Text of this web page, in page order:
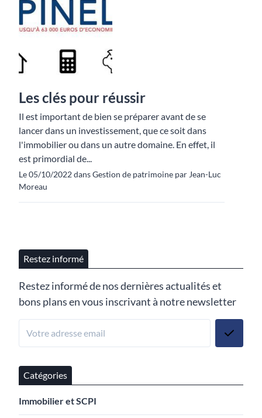
Les clés pour réussir
Il est important de bien se préparer avant de se
lancer dans un investissement, que ce soit dans
l'immobilier ou dans un autre domaine. En effet, il
est primordial de...
Le 05/10/2022 dans Gestion de patrimoine par Jean-Luc
Moreau
Restez informé
Restez informé de nos dernières actualités et
bons plans en vous inscrivant à notre newsletter
Catégories
Immobilier et SCPI